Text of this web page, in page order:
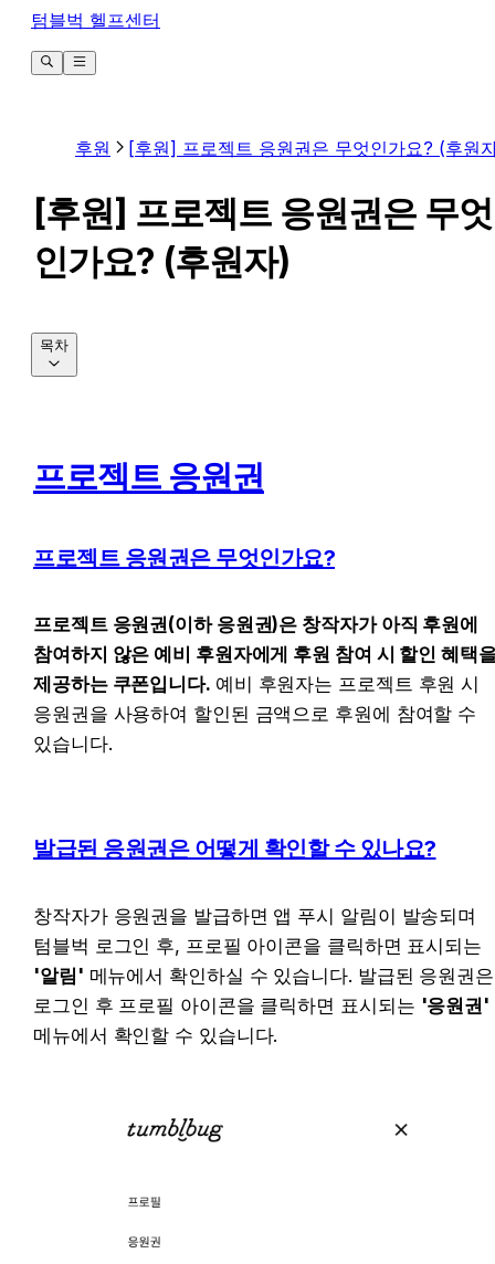
텀블벅 헬프센터
후원 [후원] 프로젝트 응원권은 무엇인가요? (후원
[후원] 프로젝트 응원권은 무엇
인가요? (후원자)
프로젝트 응원권
프로젝트 응원권은 무엇인가요?
프로젝트 응원권(이하 응원권)은 창작자가 아직 후원에
참여하지 않은 예비 후원자에게 후원 참여 시 할인 혜택
제공하는 쿠폰입니다. 예비 후원자는 프로젝트 후원 시
응원권을 사용하여 할인된 금액으로 후원에 참여할 수
있습니다.
발급된 응원권은 어떻게 확인할 수 있나요?
창작자가 응원권을 발급하면 앱 푸시 알림이 발송되며
'알림' 메뉴에서 확인하실 수 있습니다. 발급된 응원권은
로그인 후 프로필 아이콘을 클릭하면 표시되는 '응원권'
메뉴에서 확인할 수 있습니다.
목차